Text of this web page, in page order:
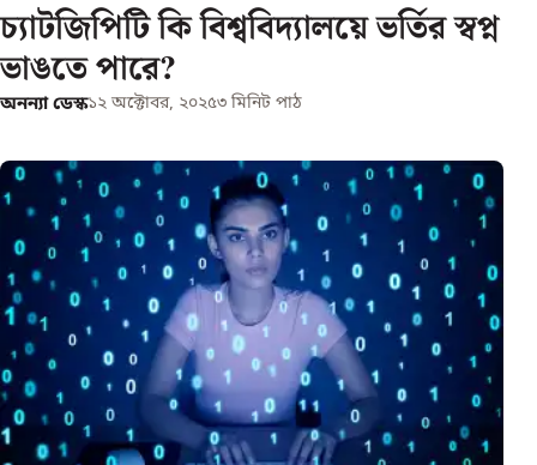
চ্যাটজিপিটি কি বিশ্ববিদ্যালয়ে ভর্তির স্বপ্ন
ভাঙতে পারে?
অনন্যা ডেস্ক১২ অক্টোবর, ২০২৫৩ মিনিট পাঠ